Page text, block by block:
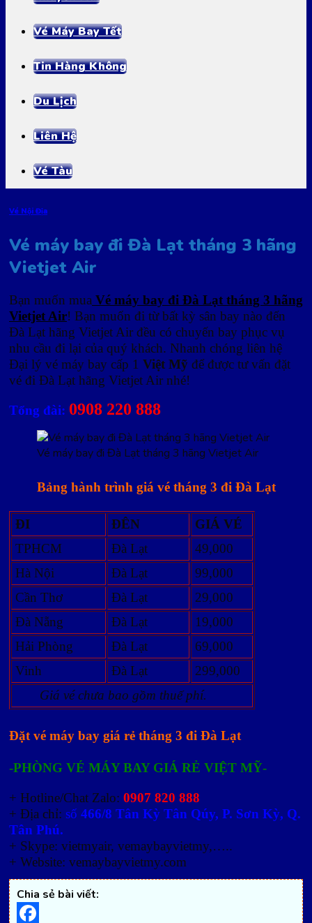
Vé Máy Bay Tết
Tin Hàng Không
Du Lịch
Liên Hệ
Vé Tàu
Vé Nội Địa
Vé máy bay đi Đà Lạt tháng 3 hãng
Vietjet Air
Bạn muốn mua Vé máy bay đi Đà Lạt tháng 3 hãng
Vietjet Air! Bạn muốn đi từ bất kỳ sân bay nào đến
Đà Lạt hãng Vietjet Air đều có chuyến bay phục vụ
nhu cầu đi lại của quý khách. Nhanh chóng liên hệ
Đại lý vé máy bay cấp 1 Việt Mỹ để được tư vấn đặt
vé đi Đà Lạt hãng Vietjet Air nhé!
Tổng đài: 0908 220 888
Vé máy bay đi Đà Lạt tháng 3 hãng Vietjet Air
Bảng hành trình giá vé tháng 3 đi Đà Lạt
ĐI ĐÊN
GIÁ VÉ
TPHCM
Đà Lạt
49,000
Hà Nội
Đà Lạt
99,000
Cần Thơ
Đà Lạt
29,000
Đà Nẵng
Đà Lạt
19,000
Hải Phòng
Đà Lạt
69,000
Vinh
Đà Lạt
299,000
Giá vé chưa bao gồm thuế phí.
Đặt vé máy bay giá rẻ tháng 3 đi Đà Lạt
-PHÒNG VÉ MÁY BAY GIÁ RẺ VIỆT MỸ-
+ Hotline/Chat Zalo: 0907 820 888
+ Địa chỉ: số 466/8 Tân Kỳ Tân Qúy, P. Sơn Kỳ, Q.
Tân Phú.
+ Skype: vietmyair, vemaybayvietmy,…..
+ Website: vemaybayvietmy.com
Chia sẻ bài viết: